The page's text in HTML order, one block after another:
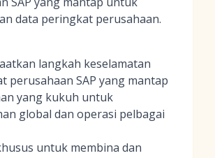
data peringkat perusahaan.
langkah keselamatan
perusahaan SAP yang mantap
yang kukuh untuk
global dan operasi pelbagai
untuk membina dan